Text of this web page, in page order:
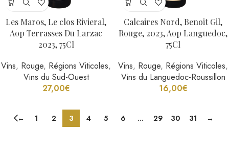
Les Maros, Le clos Rivieral,
Aop Terrasses Du Larzac
2023, 75Cl
Vins, Rouge, Régions Viticoles,
Vins du Sud-Ouest
27,00€
Calcaires Nord, Benoit Gil,
Rouge, 2023, Aop Languedoc,
75Cl
Vins, Rouge, Régions Viticoles,
Vins du Languedoc-Roussillon
16,00€
← 1 2 3 4 5 6 … 29 30 31 →